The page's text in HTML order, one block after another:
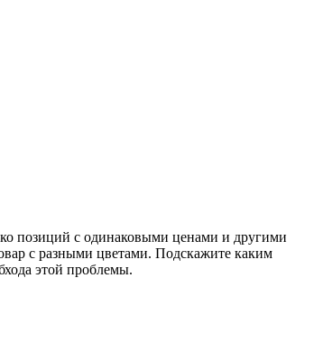
позиций с одинаковыми ценами и другими
с разными цветами. Подскажите каким
этой проблемы.